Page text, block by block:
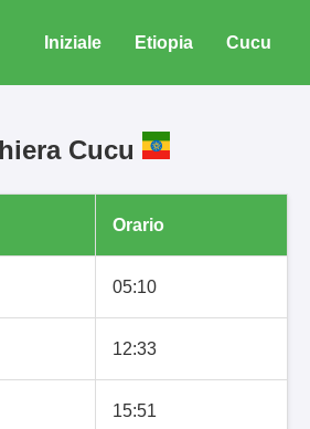
Iniziale Etiopia Cucu
Cucu
Orario
05:10
12:33
15:51